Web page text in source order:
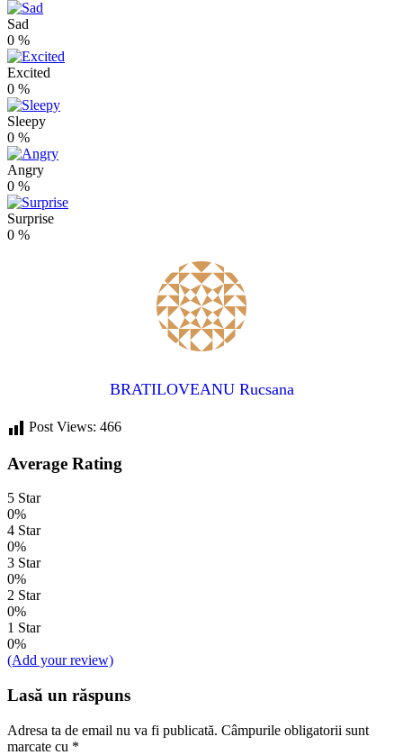
Sad
0 %
Excited
0 %
Sleepy
0 %
Angry
0 %
Surprise
0 %
BRATILOVEANU Rucsana
Post Views: 466
Average Rating
5 Star
0%
4 Star
0%
3 Star
0%
2 Star
0%
1 Star
0%
(Add your review)
Lasă un răspuns
Adresa ta de email nu va fi publicată. Câmpurile obligatorii sunt
marcate cu *